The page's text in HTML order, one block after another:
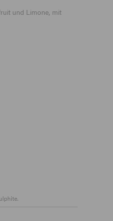
und Limone, mit